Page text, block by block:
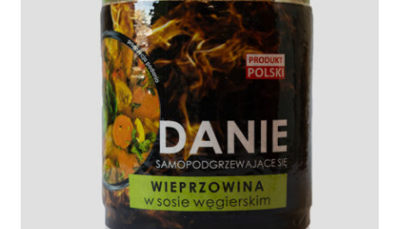
Noże survivalowe